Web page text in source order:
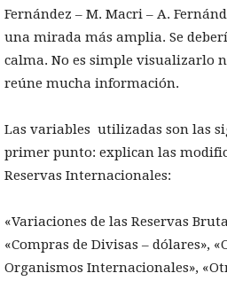
Fernández – M. Macri – A.
una mirada más amplia. Se
calma. No es simple visualizarlo
reúne mucha información.
Las variables utilizadas son las
primer punto: explican las
Reservas Internacionales:
«Variaciones de las Reservas
«Compras de Divisas – dólares»,
Organismos Internacionales»,